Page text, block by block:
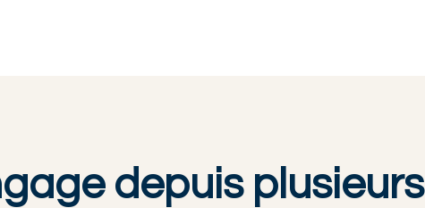
depuis plusieurs